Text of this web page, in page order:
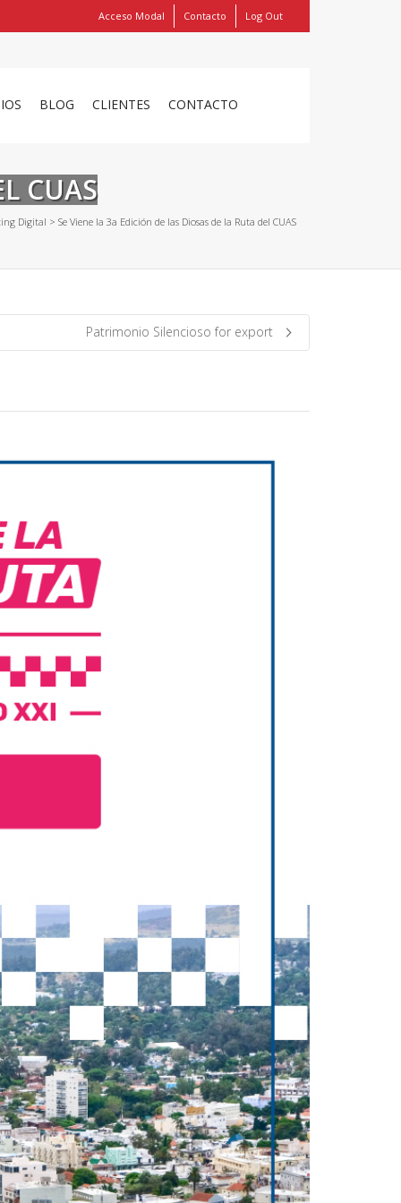
Acceso Modal Contacto Log Out
BLOG CLIENTES CONTACTO
CUAS
Digital > Se Viene la 3a Edición de las Diosas de la Ruta del CUAS
Patrimonio Silencioso for export